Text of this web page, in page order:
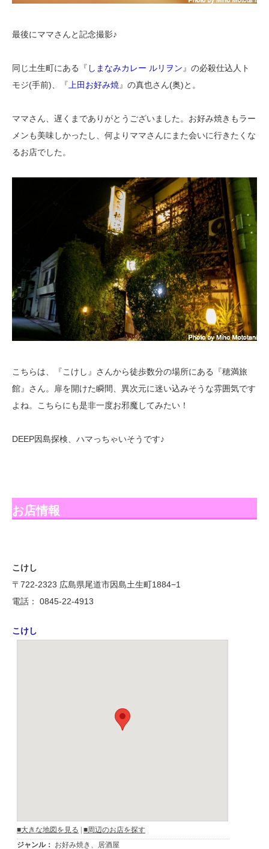
最後にママさんと記念撮影♪
同じ土生町にある『 しまなみカレー ルリヲン 』の必殺仕込人ト
モジ(手前)、『 上田お好み焼』の真也さん(奥)と。
ママさん、遅くまでありがとうございました。お好み焼きもラー
メンも美味しかったし、何よりママさんにまた会いに行きたくな
るお店でした。
こちらは、『こけし』さんから徒歩数分の場所にある『穂満旅
館』さん。扉を開けた瞬間、異次元に迷い込みそうな雰囲気です
よね。こちらにも是非一度お邪魔してみたい！
DEEP因島探検、ハマっちゃいそうです♪
お店情報
こけし
〒722-2323 広島県尾道市因島土生町1884−1
電話： 0845-22-4913
こけし